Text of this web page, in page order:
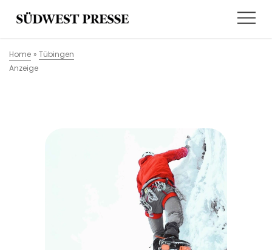
Home » Tübingen
Anzeige